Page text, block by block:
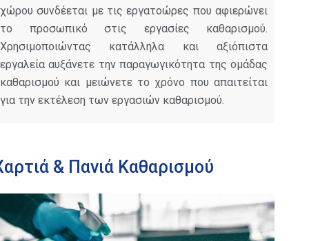
χώρου συνδέεται με τις εργατοώρες που αφιερώνει
το προσωπικό στις εργασίες καθαρισμού.
Χρησιμοποιώντας κατάλληλα και αξιόπιστα
εργαλεία αυξάνετε την παραγωγικότητα της ομάδας
καθαρισμού και μειώνετε το χρόνο που απαιτείται
για την εκτέλεση των εργασιών καθαρισμού.
& Πανιά Καθαρισμού